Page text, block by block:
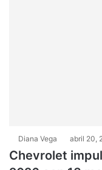
Diana Vega abril 20,
Chevrolet